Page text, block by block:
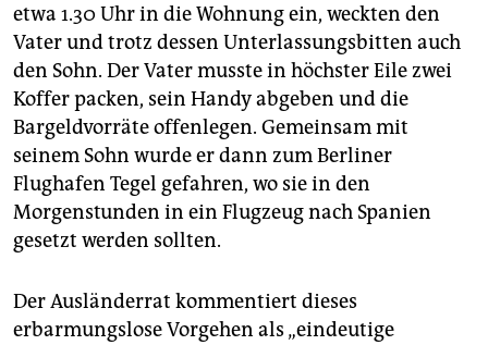
etwa 1.30 Uhr in die Wohnung ein, weckten den
Vater und trotz dessen Unterlassungsbitten auch
den Sohn. Der Vater musste in höchster Eile zwei
Koffer packen, sein Handy abgeben und die
Bargeldvorräte offenlegen. Gemeinsam mit
seinem Sohn wurde er dann zum Berliner
Flughafen Tegel gefahren, wo sie in den
Morgenstunden in ein Flugzeug nach Spanien
gesetzt werden sollten.
Der Ausländerrat kommentiert dieses
erbarmungslose Vorgehen als „eindeutige